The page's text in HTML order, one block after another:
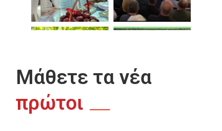
Μάθετε τα νέα
πρώτοι